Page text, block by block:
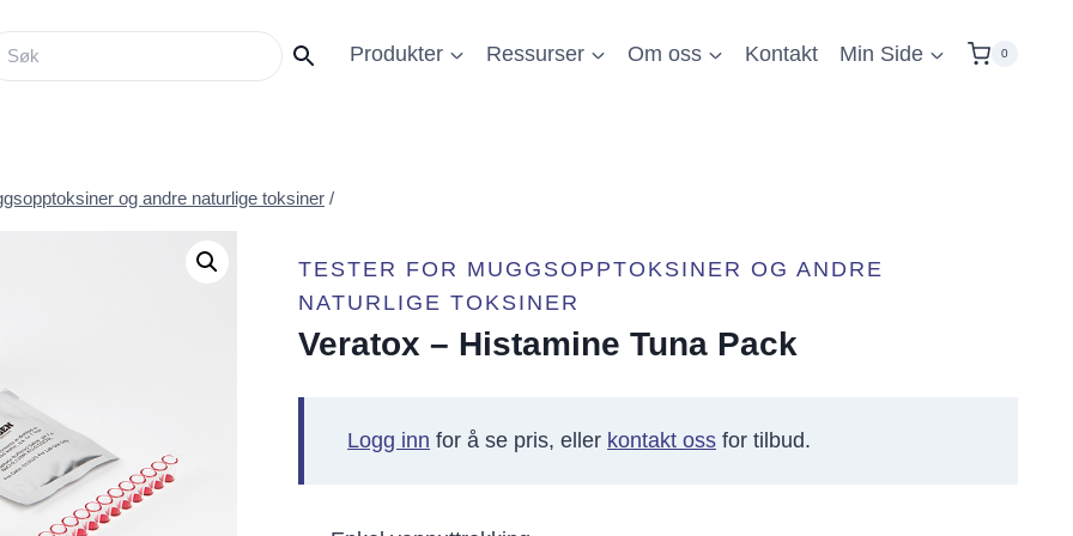
Produkter Ressurser Om oss Kontakt Min Side 0
og andre naturlige toksiner /
TESTER FOR MUGGSOPPTOKSINER OG ANDRE
NATURLIGE TOKSINER
Veratox – Histamine Tuna Pack
Logg inn for å se pris, eller kontakt oss for tilbud.